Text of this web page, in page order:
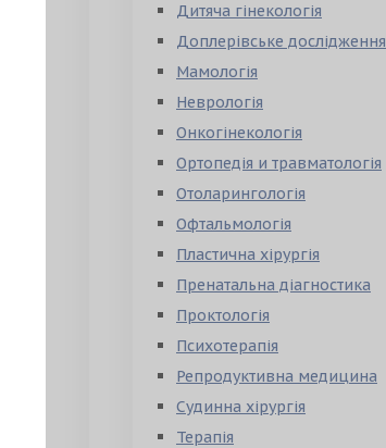
Дитяча гінекологія
Доплерівське дослідження
Мамологія
Неврологія
Онкогінекологія
Ортопедія и травматологія
Отоларингологія
Офтальмологія
Пластична хірургія
Пренатальна діагностика
Проктологія
Психотерапія
Репродуктивна медицина
Судинна хірургія
Терапія